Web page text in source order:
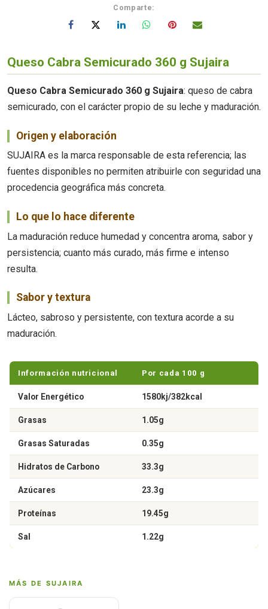
Comparte:
Queso Cabra Semicurado 360 g Sujaira
Queso Cabra Semicurado 360 g Sujaira: queso de cabra
semicurado, con el carácter propio de su leche y maduración.
Origen y elaboración
SUJAIRA es la marca responsable de esta referencia; las
fuentes disponibles no permiten atribuirle con seguridad una
procedencia geográfica más concreta.
Lo que lo hace diferente
La maduración reduce humedad y concentra aroma, sabor y
persistencia; cuanto más curado, más firme e intenso
resulta.
Sabor y textura
Lácteo, sabroso y persistente, con textura acorde a su
maduración.
Información nutricional Por cada 100 g
Valor Energético 1580kj/382kcal
Grasas 1.05g
Grasas Saturadas 0.35g
Hidratos de Carbono 33.3g
Azúcares 23.3g
Proteínas 19.45g
Sal 1.22g
MÁS DE SUJAIRA